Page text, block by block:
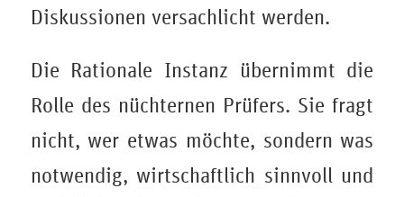
Diskussionen versachlicht werden.
Die Rationale Instanz übernimmt die
Rolle des nüchternen Prüfers. Sie fragt
nicht, wer etwas möchte, sondern was
notwendig, wirtschaftlich sinnvoll und